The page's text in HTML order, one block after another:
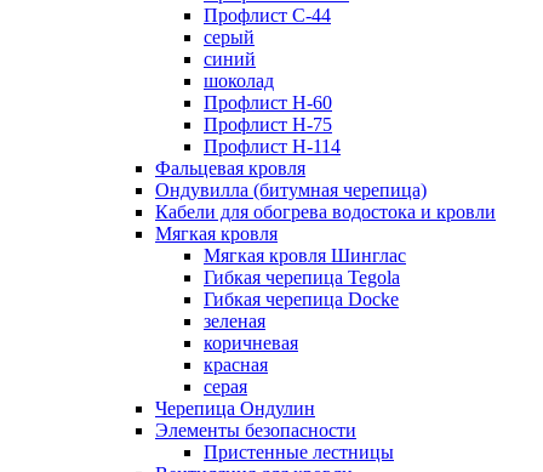
Профлист С-44
серый
синий
шоколад
Профлист Н-60
Профлист Н-75
Профлист H-114
Фальцевая кровля
Ондувилла (битумная черепица)
Кабели для обогрева водостока и кровли
Мягкая кровля
Мягкая кровля Шинглас
Гибкая черепица Tegola
Гибкая черепица Docke
зеленая
коричневая
красная
серая
Черепица Ондулин
Элементы безопасности
Пристенные лестницы